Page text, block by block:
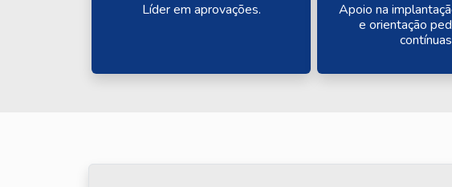
Líder em aprovações.
Apoio na
e orientação